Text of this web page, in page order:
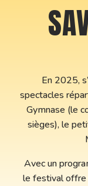
En 2025,
spectacles
Gymnase (le
sièges), le
Avec un
le festival offre